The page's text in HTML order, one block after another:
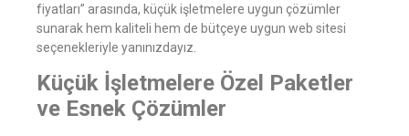
fiyatları” arasında, küçük işletmelere uygun çözümler
sunarak hem kaliteli hem de bütçeye uygun web sitesi
seçenekleriyle yanınızdayız.
Küçük İşletmelere Özel Paketler
ve Esnek Çözümler